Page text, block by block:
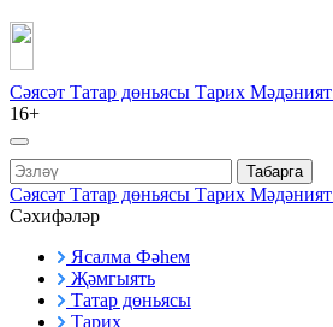
Сәясәт Татар дөньясы Тарих Мәдәният
16+
Табарга
Сәясәт Татар дөньясы Тарих Мәдәният
Сәхифәләр
Ясалма Фәһем
Җәмгыять
Татар дөньясы
Тарих